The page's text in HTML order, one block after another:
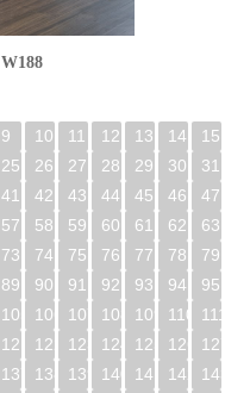
9 10 11 12 13 14
15
25 26 27 28 29 30
31
41 42 43 44 45 46
47
57 58 59 60 61 62
63
73 74 75 76 77 78
79
89 90 91 92 93 94
95
105 106 107 108 109 110
121 122 123 124 125 126
137 138 139 140 141 142